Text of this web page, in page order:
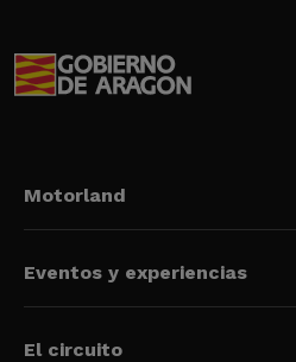
Motorland
Eventos y experiencias
El circuito